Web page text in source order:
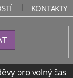
KONTAKTY
pro volný čas